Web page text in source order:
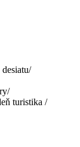
turistika /